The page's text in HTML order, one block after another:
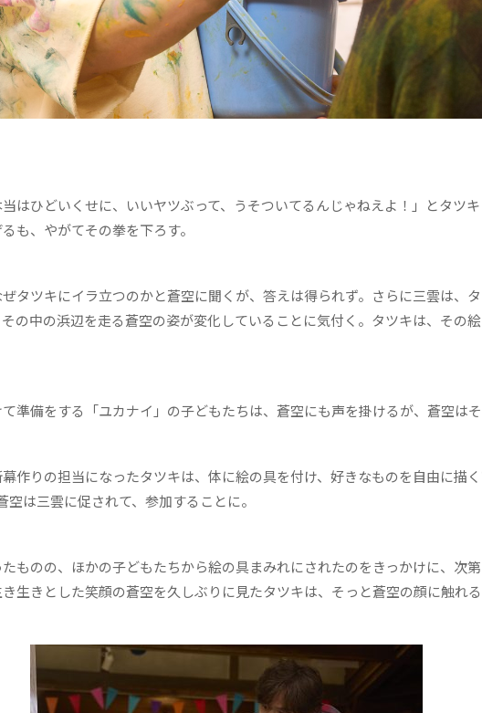
はひどいくせに、いいヤツぶって、うそついてるんじゃねえよ！」とタツキ
も、やがてその拳を下ろす。
タツキにイラ立つのかと蒼空に聞くが、答えは得られず。さらに三雲は、
の中の浜辺を走る蒼空の姿が変化していることに気付く。タツキは、その
準備をする「ユカナイ」の子どもたちは、蒼空にも声を掛けるが、蒼空は
作りの担当になったタツキは、体に絵の具を付け、好きなものを自由に描
は三雲に促されて、参加することに。
ものの、ほかの子どもたちから絵の具まみれにされたのをきっかけに、次
生きとした笑顔の蒼空を久しぶりに見たタツキは、そっと蒼空の顔に触れ